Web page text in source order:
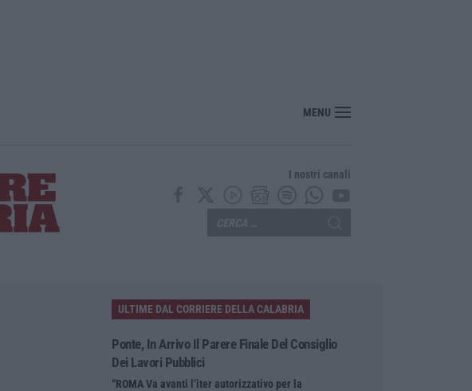
MENU
I nostri canali
ULTIME DAL CORRIERE DELLA CALABRIA
Ponte, In Arrivo Il Parere Finale Del Consiglio
Dei Lavori Pubblici
“ROMA Va avanti l’iter autorizzativo per la